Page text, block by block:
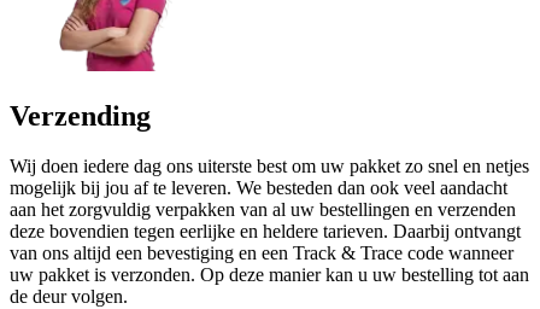
Verzending
Wij doen iedere dag ons uiterste best om uw pakket zo snel en netjes
mogelijk bij jou af te leveren. We besteden dan ook veel aandacht
aan het zorgvuldig verpakken van al uw bestellingen en verzenden
deze bovendien tegen eerlijke en heldere tarieven. Daarbij ontvangt
van ons altijd een bevestiging en een Track & Trace code wanneer
uw pakket is verzonden. Op deze manier kan u uw bestelling tot aan
de deur volgen.